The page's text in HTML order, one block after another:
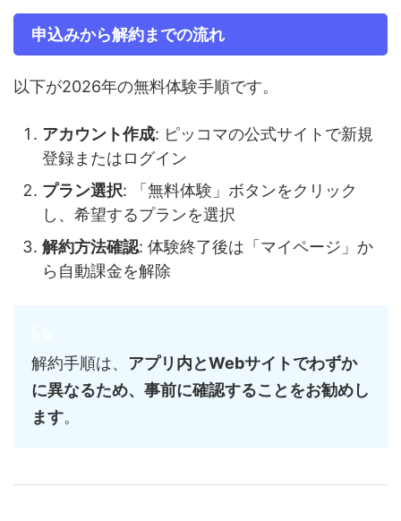
申込みから解約までの流れ
以下が2026年の無料体験手順です。
アカウント作成: ピッコマの公式サイトで新規
登録またはログイン
プラン選択: 「無料体験」ボタンをクリック
し、希望するプランを選択
解約方法確認: 体験終了後は「マイページ」か
ら自動課金を解除
解約手順は、 アプリ内とWebサイトでわずか
に異なるため、事前に確認することをお勧めし
ます。